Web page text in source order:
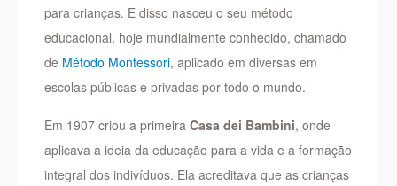
para crianças. E disso nasceu o seu método
educacional, hoje mundialmente conhecido, chamado
de Método Montessori, aplicado em diversas em
escolas públicas e privadas por todo o mundo.
Em 1907 criou a primeiraCasa dei Bambini, onde
aplicava a ideia da educação para a vida e a formação
integral dos indivíduos. Ela acreditava que as crianças